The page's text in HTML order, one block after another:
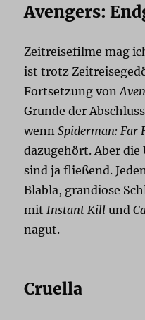
Avengers:
Zeitreisefilme mag
ist trotz
Fortsetzung von
Grunde der
wennSpiderman: Far
dazugehört. Aber die
sind ja fließend.
Blabla, grandiose
mit Instant Kill und
nagut.
Cruella